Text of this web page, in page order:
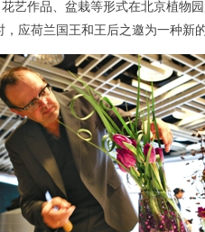
艺作品、盆栽等形式在北京植物
应荷兰国王和王后之邀为一种新